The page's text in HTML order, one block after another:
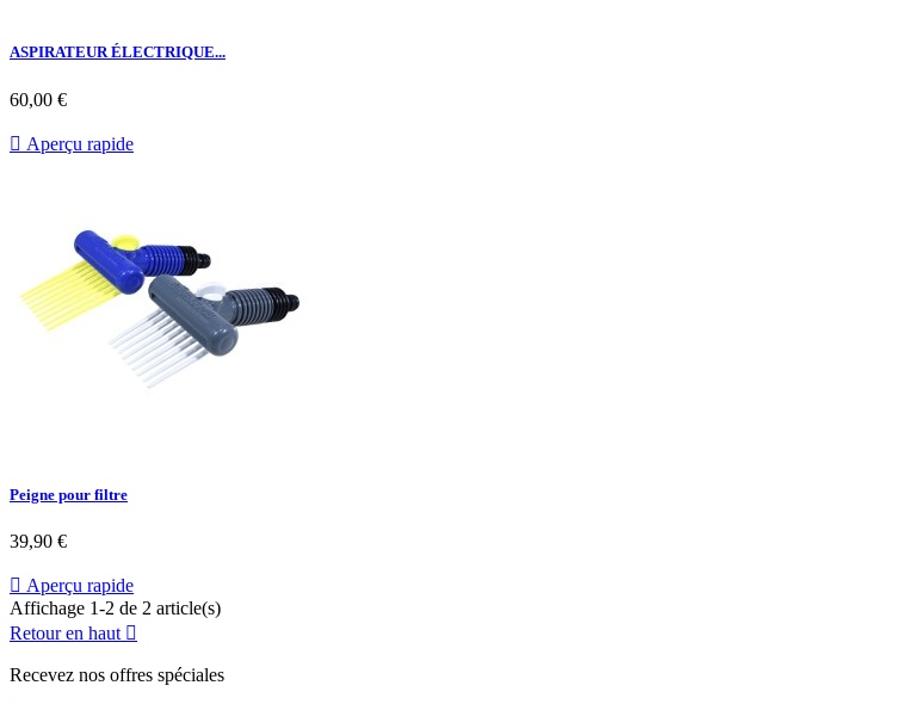
ASPIRATEUR ÉLECTRIQUE...
Prix
60,00 €
 Aperçu rapide
Peigne pour filtre
Prix
39,90 €
 Aperçu rapide
Affichage 1-2 de 2 article(s)
Retour en haut 
Recevez nos offres spéciales